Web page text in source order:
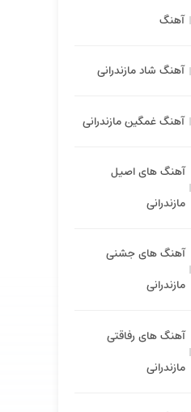
آهنگ
آهنگ شاد مازندرانی
آهنگ غمگین مازندرانی
آهنگ های اصیل
مازندرانی
آهنگ های جشنی
مازندرانی
آهنگ های رفاقتی
مازندرانی